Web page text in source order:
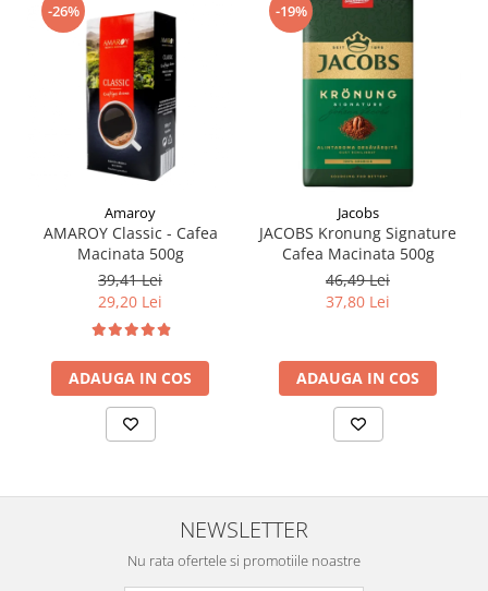
-26%
Amaroy
AMAROY Classic - Cafea
Macinata 500g
39,41 Lei
29,20 Lei
ADAUGA IN COS
-19%
Jacobs
JACOBS Kronung Signature
Cafea Macinata 500g
46,49 Lei
37,80 Lei
ADAUGA IN COS
NEWSLETTER
Nu rata ofertele si promotiile noastre